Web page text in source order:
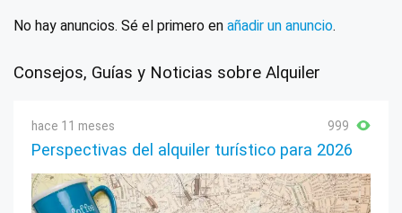
No hay anuncios. Sé el primero en añadir un anuncio.
Consejos, Guías y Noticias sobre Alquiler
hace 11 meses 999
Perspectivas del alquiler turístico para 2026